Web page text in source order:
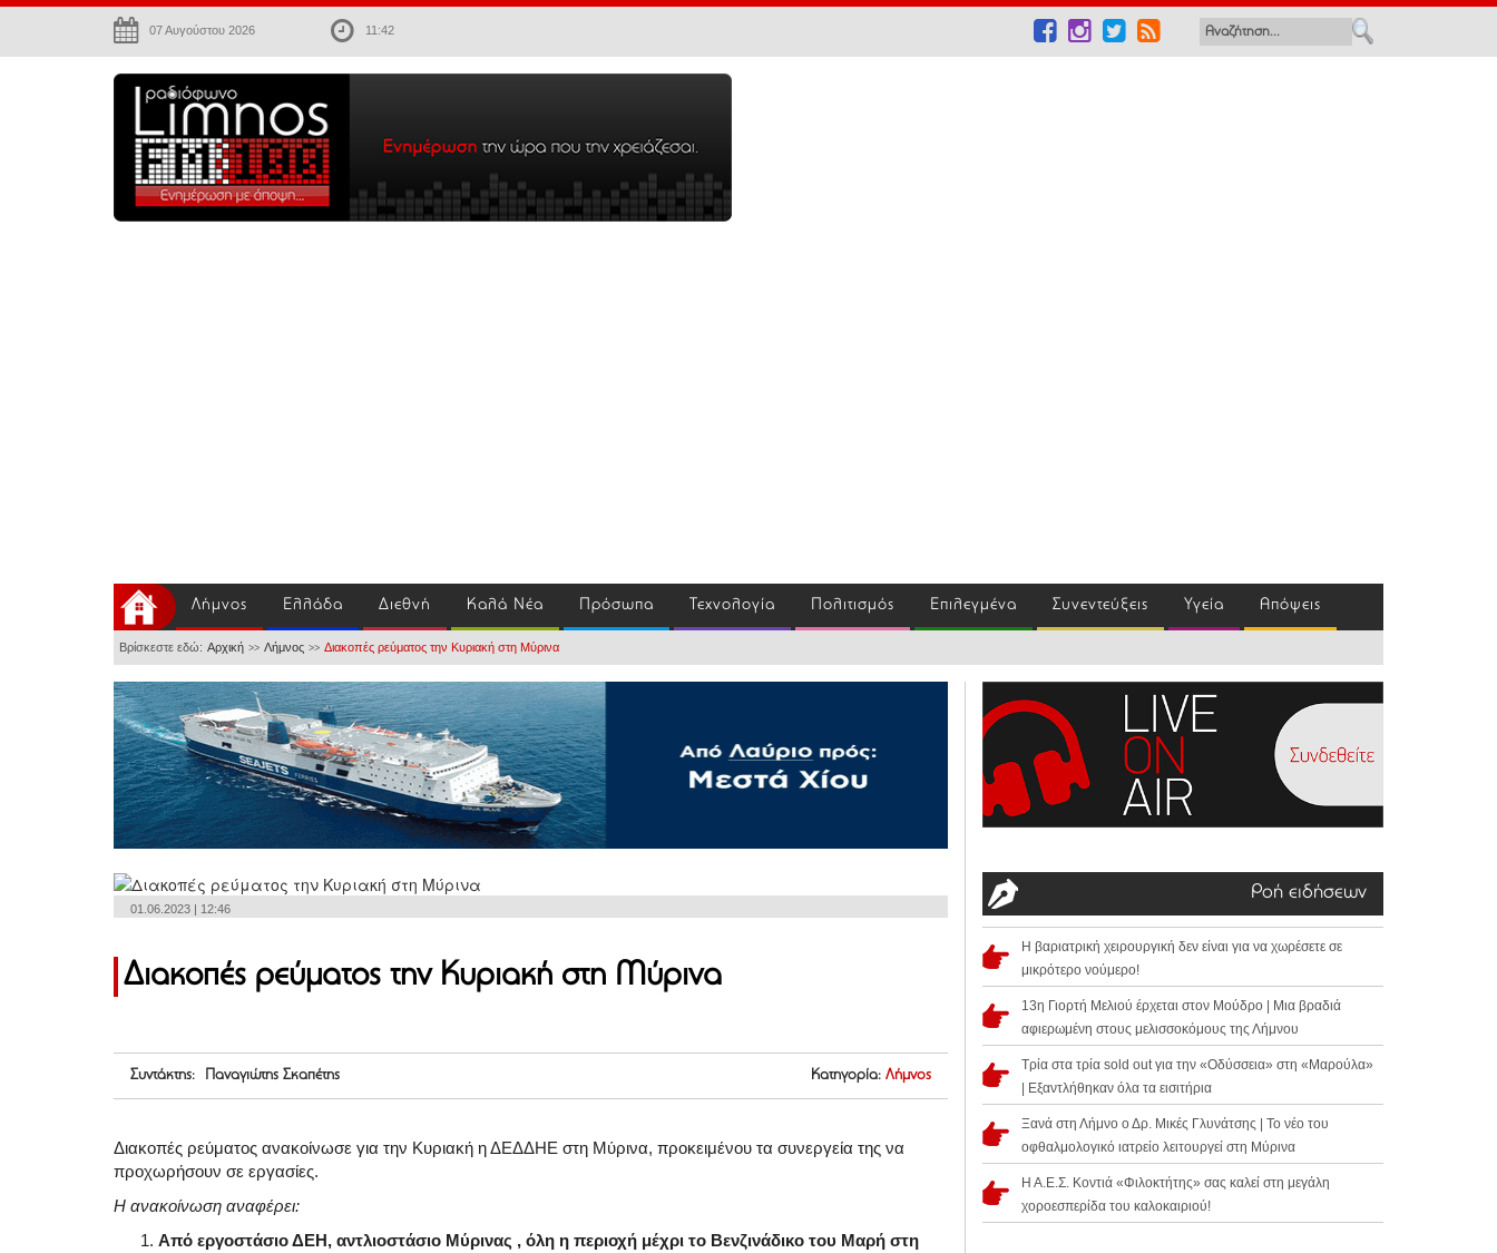
07 Αυγούστου 2026 11:42
Λήμνος Ελλάδα Διεθνή Καλά Νέα Πρόσωπα Τεχνολογία Πολιτισμός Επιλεγμένα Συνεντεύξεις Υγεία Απόψεις
Βρίσκεστε εδώ: Αρχική >> Λήμνος >> Διακοπές ρεύματος την Κυριακή στη Μύρινα
01.06.2023 | 12:46
Διακοπές ρεύματος την Κυριακή στη Μύρινα
Συντάκτης: Παναγιώτης Σκαπέτης Κατηγορία: Λήμνος
Διακοπές ρεύματος ανακοίνωσε για την Κυριακή η ΔΕΔΔΗΕ στη Μύρινα, προκειμένου τα συνεργεία της να
προχωρήσουν σε εργασίες.
Η ανακοίνωση αναφέρει:
Από εργοστάσιο ΔΕΗ, αντλιοστάσιο Μύρινας , όλη η περιοχή μέχρι το Βενζινάδικο του Μαρή στη
Ροή ειδήσεων
Η βαριατρική χειρουργική δεν είναι για να χωρέσετε σε
μικρότερο νούμερο!
13η Γιορτή Μελιού έρχεται στον Μούδρο | Μια βραδιά
αφιερωμένη στους μελισσοκόμους της Λήμνου
Τρία στα τρία sold out για την «Οδύσσεια» στη «Μαρούλα»
| Εξαντλήθηκαν όλα τα εισιτήρια
Ξανά στη Λήμνο ο Δρ. Μικές Γλυνάτσης | Το νέο του
οφθαλμολογικό ιατρείο λειτουργεί στη Μύρινα
Η Α.Ε.Σ. Κοντιά «Φιλοκτήτης» σας καλεί στη μεγάλη
χοροεσπερίδα του καλοκαιριού!